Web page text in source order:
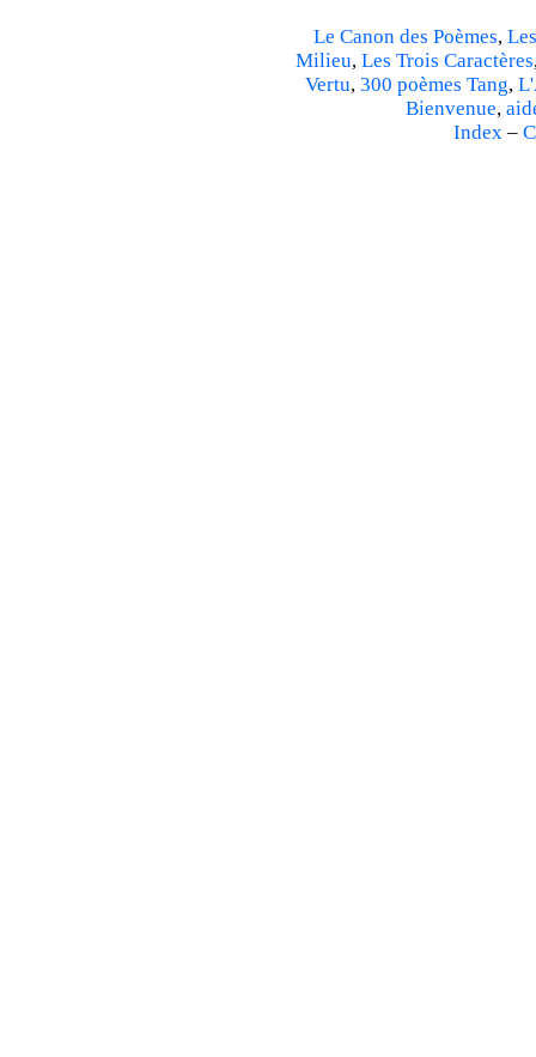
Le Canon des Poèmes,
Milieu, Les Trois Caractères
Vertu, 300 poèmes Tang,
Bienvenue,
Index –